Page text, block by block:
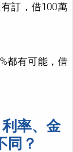
訂，借100萬
都有可能，借
率、金
同？